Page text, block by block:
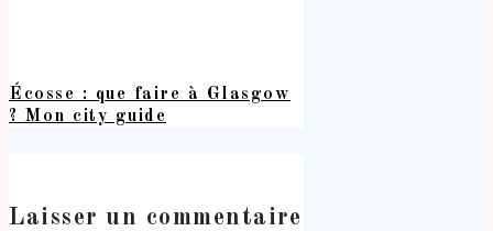
Écosse : que faire à Glasgow
? Mon city guide
Laisser un commentaire